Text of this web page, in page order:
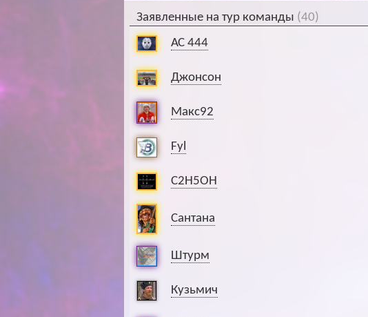
Заявленные на тур команды (40)
АС 444
Джонсон
Макс92
Fyl
C2H5OH
Сантана
Штурм
Кузьмич